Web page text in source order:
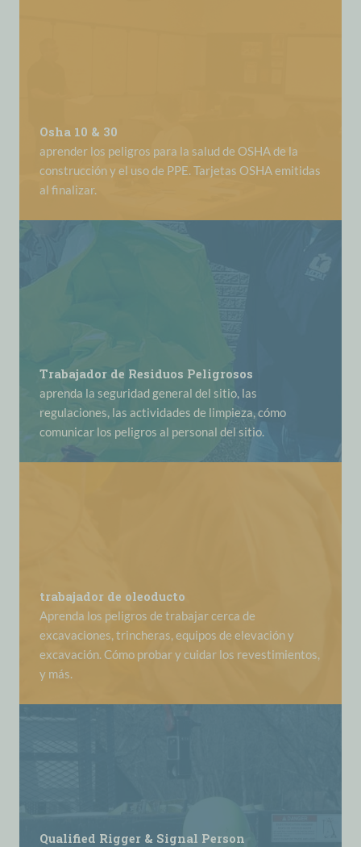
Osha 10 & 30
aprender los peligros para la salud de OSHA de la
construcción y el uso de PPE. Tarjetas OSHA emitidas
al finalizar.
Trabajador de Residuos Peligrosos
aprenda la seguridad general del sitio, las
regulaciones, las actividades de limpieza, cómo
comunicar los peligros al personal del sitio.
Qualified Rigger & Signal Person
trabajador de oleoducto
Aprenda los peligros de trabajar cerca de
excavaciones, trincheras, equipos de elevación y
excavación. Cómo probar y cuidar los revestimientos,
y más.